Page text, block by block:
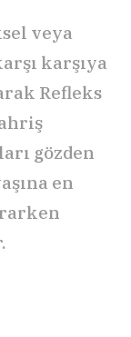
veya
karşıya
Refleks
gözden
en